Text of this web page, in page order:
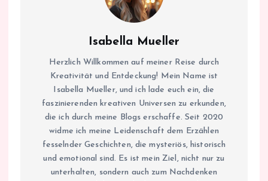
Isabella Mueller
Herzlich Willkommen auf meiner Reise durch
Kreativität und Entdeckung! Mein Name ist
Isabella Mueller, und ich lade euch ein, die
faszinierenden kreativen Universen zu erkunden,
die ich durch meine Blogs erschaffe. Seit 2020
widme ich meine Leidenschaft dem Erzählen
fesselnder Geschichten, die mysteriös, historisch
und emotional sind. Es ist mein Ziel, nicht nur zu
unterhalten, sondern auch zum Nachdenken